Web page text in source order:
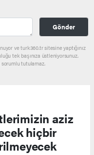
Gönder
ve turk360.tr sitesine yaptığınız
tek başınıza üstleniyorsunuz.
tutulamaz.
aziz
hiçbir